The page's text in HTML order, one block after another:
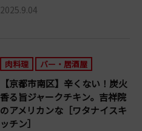
2025.9.04
肉料理 バー・居酒屋
【京都市南区】辛くない！炭火
香る旨ジャークチキン。吉祥院
のアメリカンな［ワタナイスキ
ッチン］